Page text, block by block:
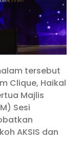
tersebut
Clique, Haikal
Majlis
Sesi
AKSIS dan